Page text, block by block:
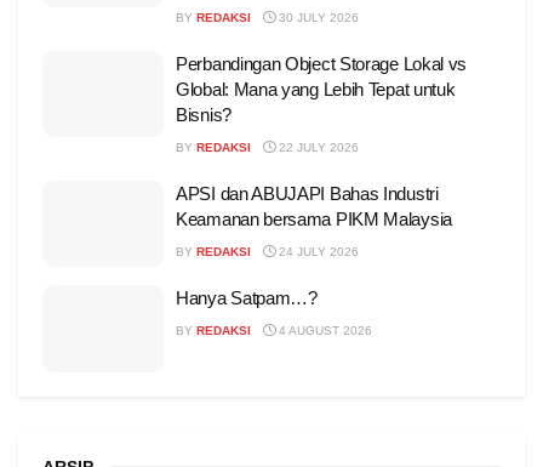
BY REDAKSI 30 JULY 2026
Perbandingan Object Storage Lokal vs
Global: Mana yang Lebih Tepat untuk
Bisnis?
BY REDAKSI 22 JULY 2026
APSI dan ABUJAPI Bahas Industri
Keamanan bersama PIKM Malaysia
BY REDAKSI 24 JULY 2026
Hanya Satpam…?
BY REDAKSI 4 AUGUST 2026